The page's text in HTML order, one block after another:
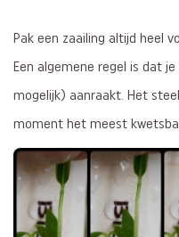
Pak een zaailing altijd heel
Een algemene regel is dat
mogelijk) aanraakt. Het
moment het meest